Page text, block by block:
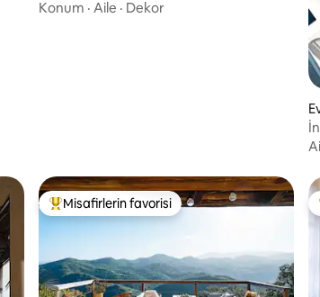
Konum · Aile · Dekor
Misafirlerin favorilerinden en beğenilenler
Misafirlerin favorisi